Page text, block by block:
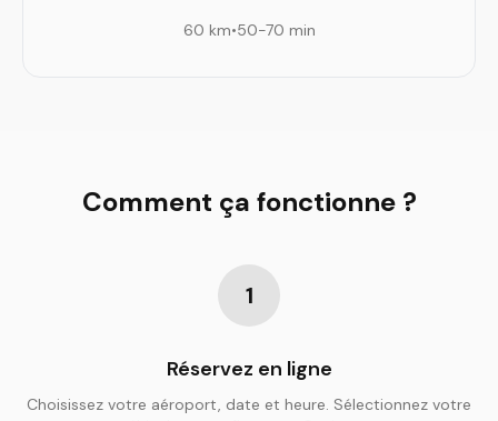
60 km•50-70 min
Comment ça fonctionne ?
1
Réservez en ligne
Choisissez votre aéroport, date et heure. Sélectionnez votre